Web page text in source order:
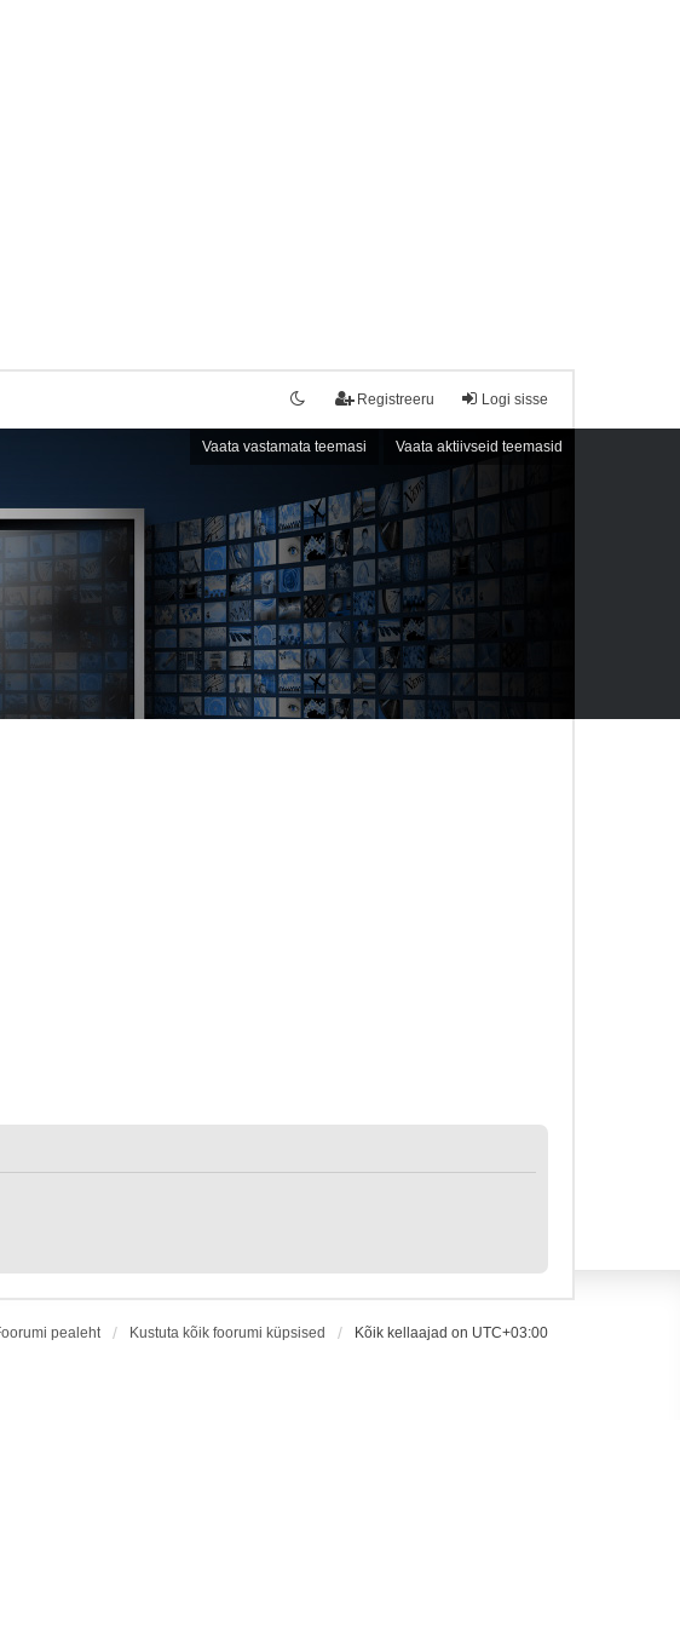
Logi sisse
Registreeru
Vaata vastamata teemasi Vaata aktiivseid teemasid
pealeht Kustuta kõik foorumi küpsised Kõik kellaajad on UTC+03:00